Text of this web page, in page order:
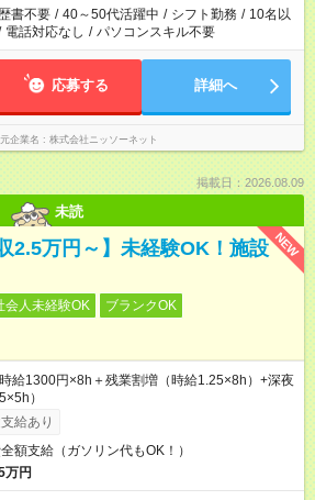
書不要 / 40～50代活躍中 / シフト勤務 / 10名以
電話対応なし / パソコンスキル不要
応募する 詳細へ
企業名 株式会社ニッソーネット
掲載日：2026.08.09
未読
NEW
2.5万円～】未経験OK！施設
会人未経験OK
ブランクOK
給1300円×8h＋残業割増（時給1.25×8h）+深夜
）
給あり
額支給（ガソリン代もOK！）
万円